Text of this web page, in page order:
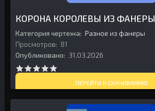
КОРОНА КОРОЛЕВЫ ИЗ ФАНЕРЫ
Категория чертежа: Разное из фанеры
Просмотров: 81
Опубликовано: 31.03.2026
ПЕРЕЙТИ К СКАЧИВАНИЮ